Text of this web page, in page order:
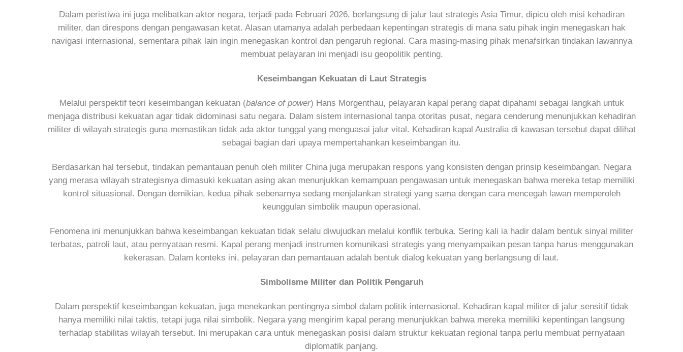
Dalam peristiwa ini juga melibatkan aktor negara, terjadi pada Februari 2026, berlangsung di jalur laut strategis Asia Timur, dipicu oleh misi kehadiran
militer, dan direspons dengan pengawasan ketat. Alasan utamanya adalah perbedaan kepentingan strategis di mana satu pihak ingin menegaskan hak
navigasi internasional, sementara pihak lain ingin menegaskan kontrol dan pengaruh regional. Cara masing-masing pihak menafsirkan tindakan lawannya
membuat pelayaran ini menjadi isu geopolitik penting.
Keseimbangan Kekuatan di Laut Strategis
Melalui perspektif teori keseimbangan kekuatan (balance of power) Hans Morgenthau, pelayaran kapal perang dapat dipahami sebagai langkah untuk
menjaga distribusi kekuatan agar tidak didominasi satu negara. Dalam sistem internasional tanpa otoritas pusat, negara cenderung menunjukkan kehadiran
militer di wilayah strategis guna memastikan tidak ada aktor tunggal yang menguasai jalur vital. Kehadiran kapal Australia di kawasan tersebut dapat dilihat
sebagai bagian dari upaya mempertahankan keseimbangan itu.
Berdasarkan hal tersebut, tindakan pemantauan penuh oleh militer China juga merupakan respons yang konsisten dengan prinsip keseimbangan. Negara
yang merasa wilayah strategisnya dimasuki kekuatan asing akan menunjukkan kemampuan pengawasan untuk menegaskan bahwa mereka tetap memiliki
kontrol situasional. Dengan demikian, kedua pihak sebenarnya sedang menjalankan strategi yang sama dengan cara mencegah lawan memperoleh
keunggulan simbolik maupun operasional.
Fenomena ini menunjukkan bahwa keseimbangan kekuatan tidak selalu diwujudkan melalui konflik terbuka. Sering kali ia hadir dalam bentuk sinyal militer
terbatas, patroli laut, atau pernyataan resmi. Kapal perang menjadi instrumen komunikasi strategis yang menyampaikan pesan tanpa harus menggunakan
kekerasan. Dalam konteks ini, pelayaran dan pemantauan adalah bentuk dialog kekuatan yang berlangsung di laut.
Simbolisme Militer dan Politik Pengaruh
Dalam perspektif keseimbangan kekuatan, juga menekankan pentingnya simbol dalam politik internasional. Kehadiran kapal militer di jalur sensitif tidak
hanya memiliki nilai taktis, tetapi juga nilai simbolik. Negara yang mengirim kapal perang menunjukkan bahwa mereka memiliki kepentingan langsung
terhadap stabilitas wilayah tersebut. Ini merupakan cara untuk menegaskan posisi dalam struktur kekuatan regional tanpa perlu membuat pernyataan
diplomatik panjang.